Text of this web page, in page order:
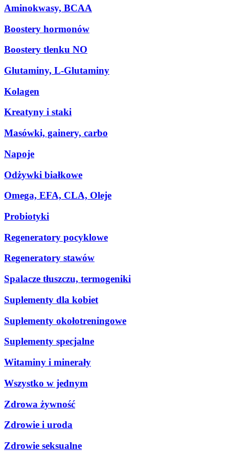
Aminokwasy, BCAA
Boostery hormonów
Boostery tlenku NO
Glutaminy, L-Glutaminy
Kolagen
Kreatyny i staki
Masówki, gainery, carbo
Napoje
Odżywki białkowe
Omega, EFA, CLA, Oleje
Probiotyki
Regeneratory pocyklowe
Regeneratory stawów
Spalacze tłuszczu, termogeniki
Suplementy dla kobiet
Suplementy okołotreningowe
Suplementy specjalne
Witaminy i minerały
Wszystko w jednym
Zdrowa żywność
Zdrowie i uroda
Zdrowie seksualne